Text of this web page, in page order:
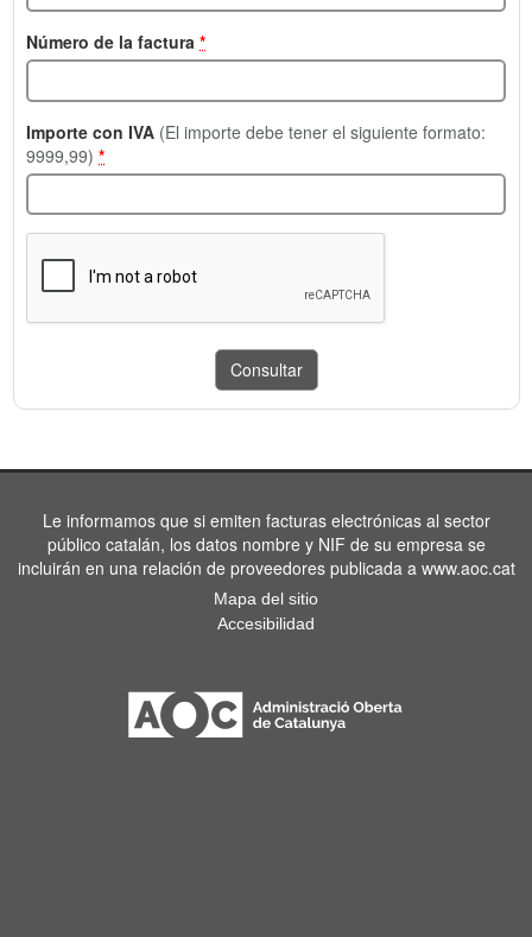
Número de la factura *
Importe con IVA (El importe debe tener el siguiente formato:
9999,99) *
Le informamos que si emiten facturas electrónicas al sector
público catalán, los datos nombre y NIF de su empresa se
incluirán en una relación de proveedores publicada a www.aoc.cat
Mapa del sitio
Accesibilidad